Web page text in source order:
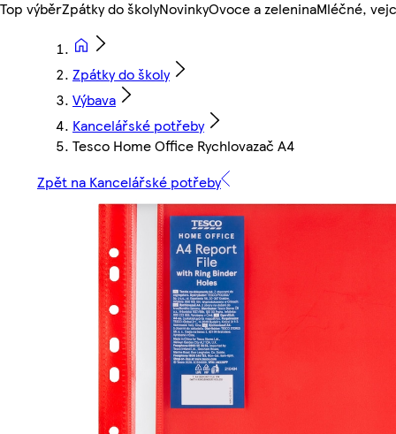
Top výběrZpátky do školyNovinkyOvoce a zeleninaMléčné,
Zpátky do školy
Výbava
Kancelářské potřeby
Tesco Home Office Rychlovazač A4
Zpět na Kancelářské potřeby